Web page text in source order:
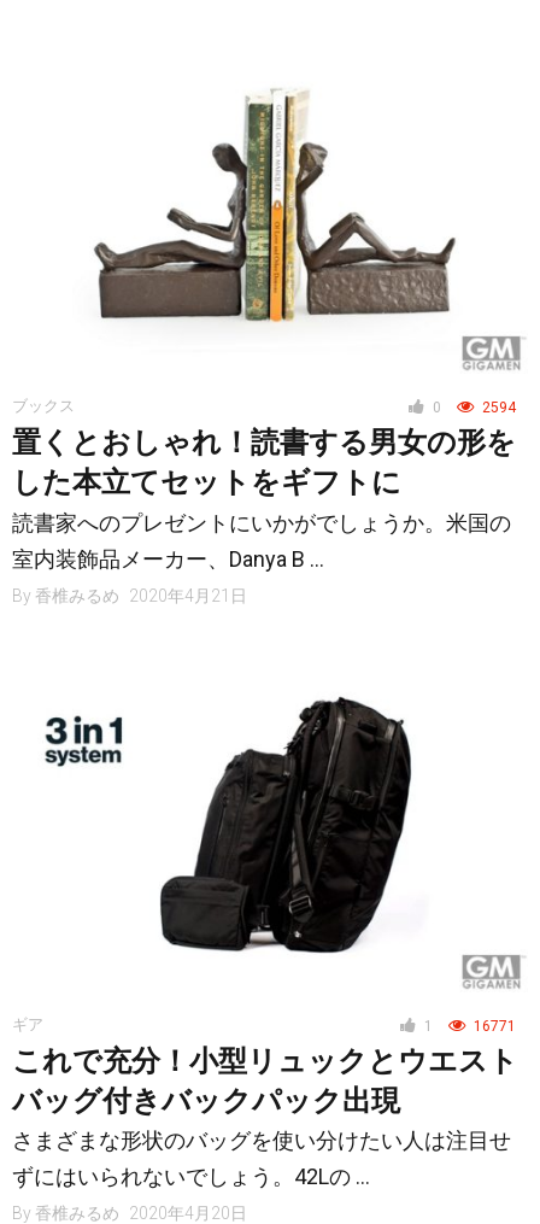
0 2594
ブックス
置くとおしゃれ！読書する男女の形を
した本立てセットをギフトに
読書家へのプレゼントにいかがでしょうか。米国の
室内装飾品メーカー、Danya B …
By 香椎みるめ 2020年4月21日
1 16771
ギア
これで充分！小型リュックとウエスト
バッグ付きバックパック出現
さまざまな形状のバッグを使い分けたい人は注目せ
ずにはいられないでしょう。42Lの …
By 香椎みるめ 2020年4月20日